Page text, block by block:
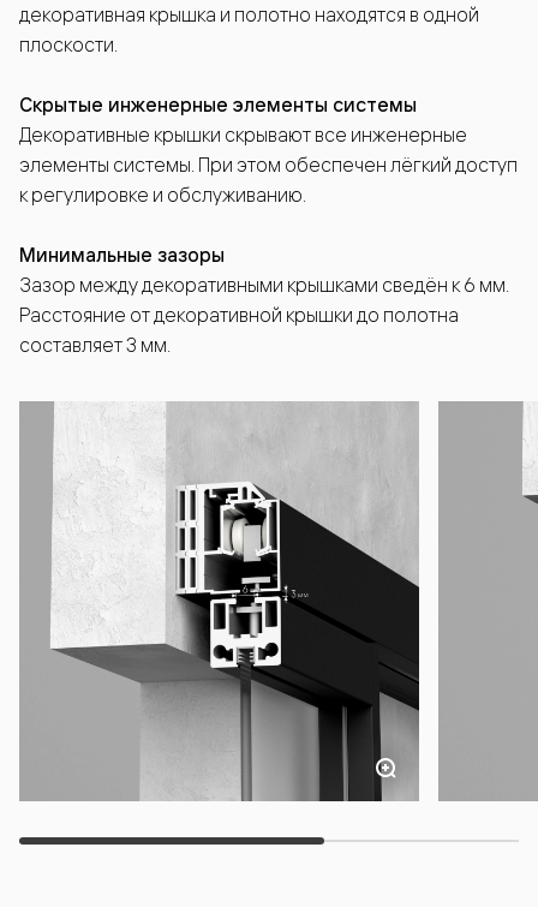
декоративная крышка и полотно находятся в одной
плоскости.
Скрытые инженерные элементы системы
Декоративные крышки скрывают все инженерные
элементы системы. При этом обеспечен лёгкий доступ
к регулировке и обслуживанию.
Минимальные зазоры
Зазор между декоративными крышками сведён к 6 мм.
Расстояние от декоративной крышки до полотна
составляет 3 мм.